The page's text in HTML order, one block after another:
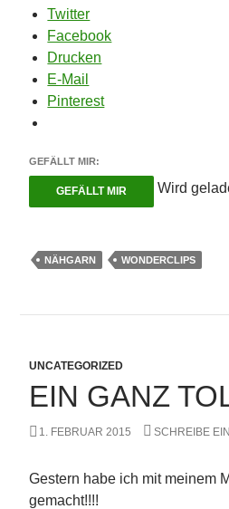
Twitter
Facebook
Drucken
E-Mail
Pinterest
GEFÄLLT MIR:
GEFÄLLT MIR Wird
NÄHGARN WONDERCLIPS
UNCATEGORIZED
EIN GANZ
1. FEBRUAR 2015 SCHREIBE
Gestern habe ich mit meinem
gemacht!!!!